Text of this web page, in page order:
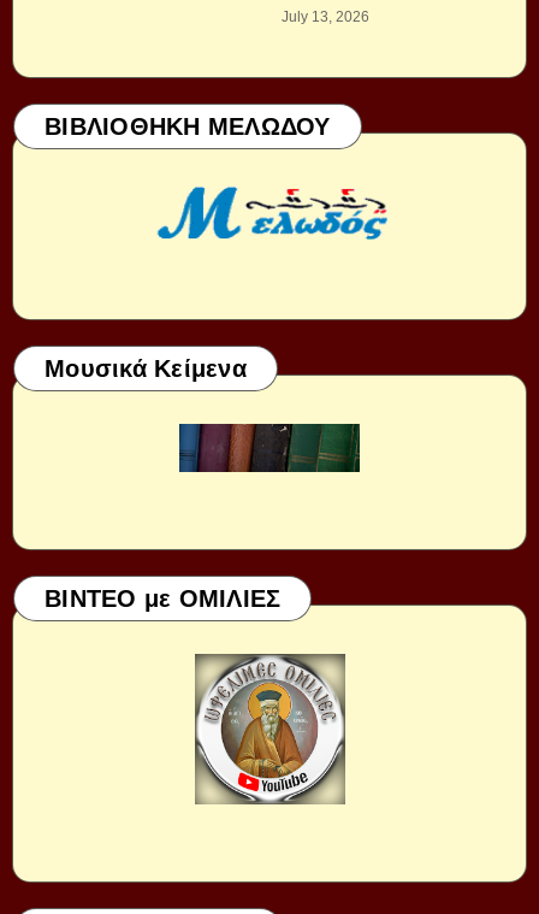
July 13, 2026
ΒΙΒΛΙΟΘΗΚΗ ΜΕΛΩΔΟΥ
Μουσικά Κείμενα
ΒΙΝΤΕΟ με ΟΜΙΛΙΕΣ